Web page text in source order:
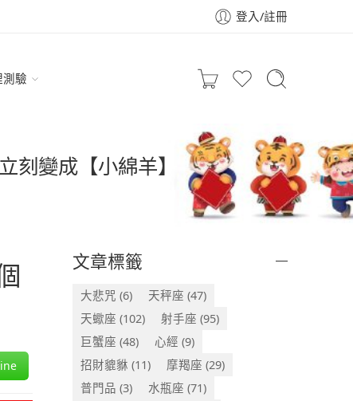
登入/註冊
驗
變成【小綿羊】
文章標籤
大悲咒 (6) 天秤座 (47)
天蠍座 (102) 射手座 (95)
巨蟹座 (48) 心經 (9)
招財貔貅 (11) 摩羯座 (29)
普門品 (3) 水瓶座 (71)